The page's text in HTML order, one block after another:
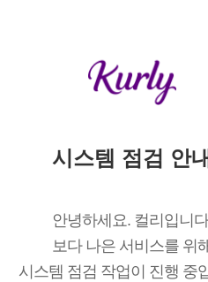
시스템 점검 안내
안녕하세요. 컬리입니
보다 나은 서비스를 위
시스템 점검 작업이 진행 중